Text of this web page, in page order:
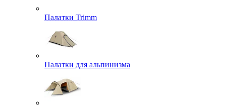
Палатки Trimm
Палатки для альпинизма